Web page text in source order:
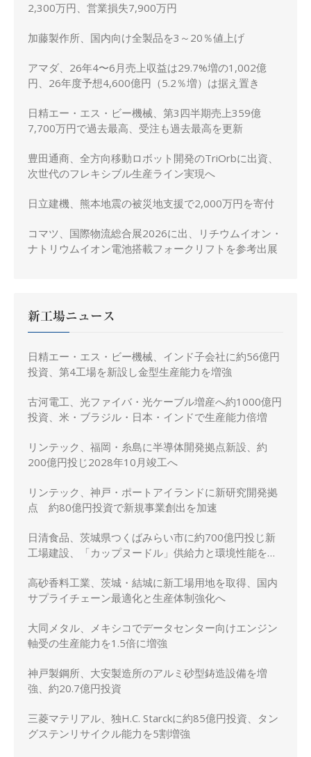
2,300万円、営業損失7,900万円
加藤製作所、国内向け全製品を3～20％値上げ
アマダ、26年4〜6月売上収益は29.7%増の1,002億
円、26年度予想4,600億円（5.2％増）は据え置き
日精エー・エス・ビー機械、第3四半期売上359億
7,700万円で過去最高、受注も過去最高を更新
豊田通商、全方向移動ロボット開発のTriOrbに出資、
次世代のフレキシブル生産ライン実現へ
日立建機、熊本地震の被災地支援で2,000万円を寄付
コマツ、国際物流総合展2026に出、リチウムイオン・
ナトリウムイオン電池搭載フォークリフトを参考出展
新工場ニュース
日精エー・エス・ビー機械、インド子会社に約56億円
投資、第4工場を新設し金型生産能力を増強
古河電工、光ファイバ・光ケーブル増産へ約1000億円
投資、米・ブラジル・日本・インドで生産能力倍増
リンテック、福岡・糸島に半導体開発拠点新設、約
200億円投じ2028年10月竣工へ
リンテック、神戸・ポートアイランドに新研究開発拠
点 約80億円投資で新規事業創出を加速
日清食品、茨城県つくばみらい市に約700億円投じ新
工場建設、「カップヌードル」供給力と環境性能を強
高砂香料工業、茨城・結城に新工場用地を取得、国内
サプライチェーン最適化と生産体制強化へ
大同メタル、メキシコでデータセンター向けエンジン
軸受の生産能力を1.5倍に増強
神戸製鋼所、大安製造所のアルミ砂型鋳造設備を増
強、約20.7億円投資
三菱マテリアル、独H.C. Starckに約85億円投資、タン
グステンリサイクル能力を5割増強